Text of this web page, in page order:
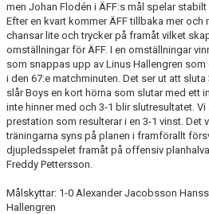
men Johan Flodén i ÄFF:s mål spelar
Efter en kvart kommer ÄFF tillbaka mer
chansar lite och trycker på framåt vilket
omställningar för ÄFF. I en omställningar
som snappas upp av Linus Hallengren
i den 67:e matchminuten. Det ser ut att
slår Boys en kort hörna som slutar med ett
inte hinner med och 3-1 blir slutresultatet.
prestation som resulterar i en 3-1 vinst. Det
träningarna syns på planen i framförallt
djupledsspelet framåt på offensiv
Freddy Pettersson.
Målskyttar: 1-0 Alexander Jacobsson
Hallengren